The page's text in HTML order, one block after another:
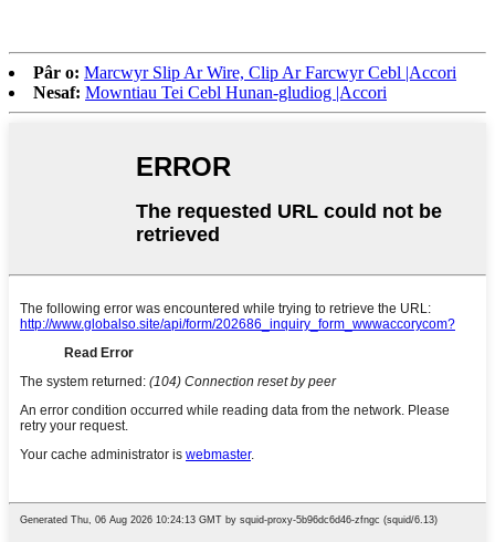
Pâr o: Marcwyr Slip Ar Wire, Clip Ar Farcwyr Cebl |Accori
Nesaf: Mowntiau Tei Cebl Hunan-gludiog |Accori